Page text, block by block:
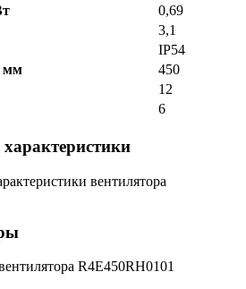
0,69
3,1
IP54
мм
450
12
6